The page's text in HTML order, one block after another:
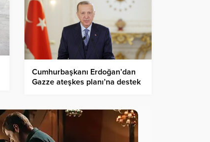
Cumhurbaşkanı Erdoğan’dan
Gazze ateşkes planı’na destek